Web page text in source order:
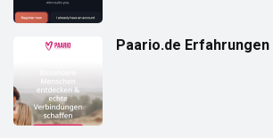
Paario.de Erfahrungen